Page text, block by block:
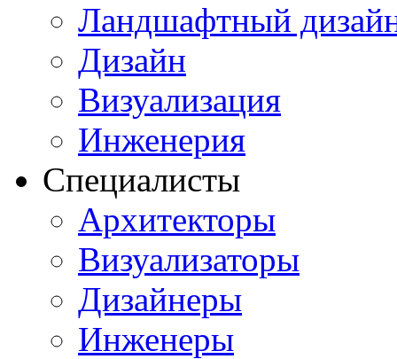
Ландшафтный
Дизайн
Визуализация
Инженерия
Специалисты
Архитекторы
Визуализаторы
Дизайнеры
Инженеры